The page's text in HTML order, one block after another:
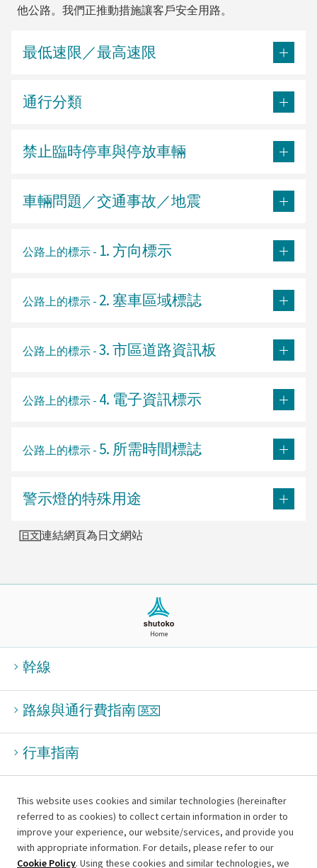
他公路。我們正推動措施讓客戶安全用路。
最低速限／最高速限
通行分類
禁止臨時停車與停放車輛
車輛問題／交通事故／地震
公路上的標示 - 1. 方向標示
公路上的標示 - 2. 塞車區域標誌
公路上的標示 - 3. 市區道路資訊板
公路上的標示 - 4. 電子資訊標示
公路上的標示 - 5. 所需時間標誌
警示燈的特殊用途
連結網頁為日文網站
Home
幹線
路線與通行費指南
行車指南
網站使用條款
資訊安全政策
This website uses cookies and similar technologies (hereinafter
referred to as cookies) to collect certain information in order to
improve your experience, our website/services, and provide you
with appropriate information. For details, please refer to our
Cookie Policy. Using these cookies and similar technologies, we